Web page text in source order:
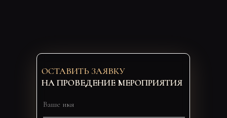
ОСТАВИТЬ ЗАЯВКУ
НА ПРОВЕДЕНИЕ МЕРОПРИЯТИЯ